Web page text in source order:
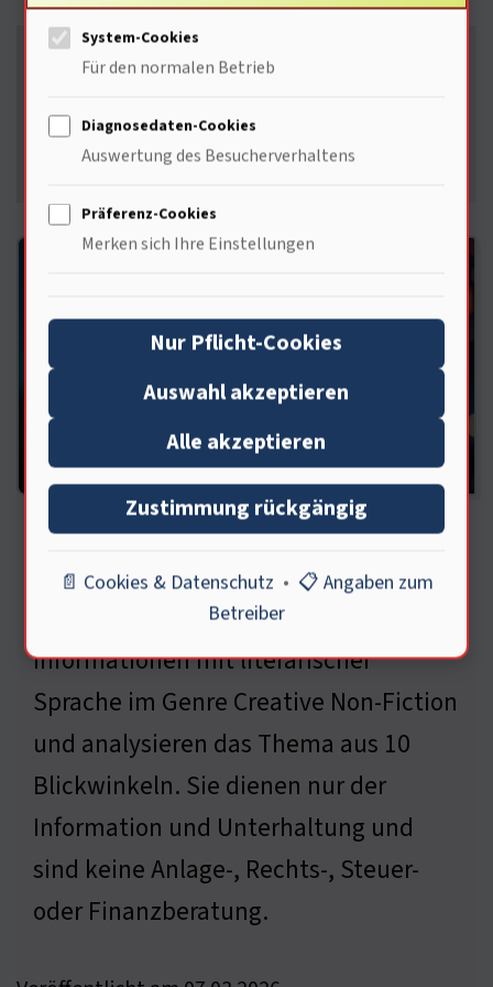
Die Zukunft des Bezahlens steht vor der Tür: Ein-
Chip auf dem Fingernagel. Wie verändert diese
Technologie unser Konsumverhalten? Welche
Herausforderungen und Chancen bringt sie mit
Diese Beiträge verknüpfen sachliche
Informationen mit literarischer
Sprache im Genre Creative Non-Fiction
und analysieren das Thema aus 10
Blickwinkeln. Sie dienen nur der
Information und Unterhaltung und
sind keine Anlage-, Rechts-, Steuer-
oder Finanzberatung.
System-Cookies
Für den normalen Betrieb
Diagnosedaten-Cookies
Auswertung des Besucherverhaltens
Präferenz-Cookies
Merken sich Ihre Einstellungen
Nur Pflicht-Cookies
Auswahl akzeptieren
Alle akzeptieren
Zustimmung rückgängig
📄 Cookies & Datenschutz • 📋 Angaben zum
Betreiber